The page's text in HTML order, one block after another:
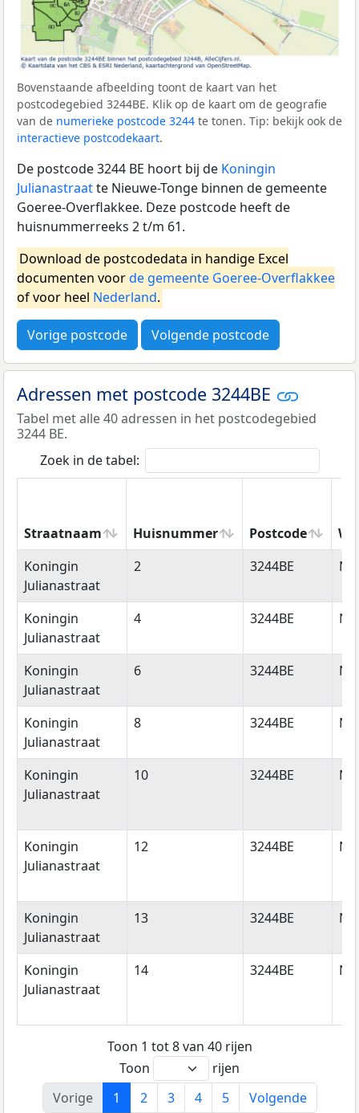
Bovenstaande afbeelding toont de kaart van het
postcodegebied 3244BE. Klik op de kaart om de geografie
van de numerieke postcode 3244 te tonen. Tip: bekijk ook de
interactieve postcodekaart.
De postcode 3244 BE hoort bij de Koningin
Julianastraatte Nieuwe-Tonge binnen de gemeente
Goeree-Overflakkee. Deze postcode heeft de
huisnummerreeks 2 t/m 61.
Download de postcodedata in handige Excel
documenten voorde gemeente Goeree-Overflakkee
of voor heel Nederland.
Vorige postcode Volgende postcode
Adressen met postcode 3244BE
Tabel met alle 40 adressen in het postcodegebied
3244 BE.
Zoek in de tabel:
Straatnaam Huisnummer Postcode
Straatnaam
Huisnummer Postcode
Koningin
Julianastraat
2 3244BE
Koningin
Julianastraat
4 3244BE
Koningin
Julianastraat
6 3244BE
Koningin
Julianastraat
8 3244BE
Koningin
Julianastraat
10 3244BE
Koningin
Julianastraat
12 3244BE
Koningin
Julianastraat
13 3244BE
Koningin
Julianastraat
14 3244BE
Toon 1 tot 8 van 40 rijen
Toon
rijen
Vorige
1 2 3 4 5 Volgende